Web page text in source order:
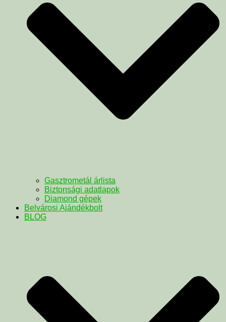
Gasztrometál árlista
Biztonsági adatlapok
Diamond gépek
Belvárosi Ajándékbolt
BLOG